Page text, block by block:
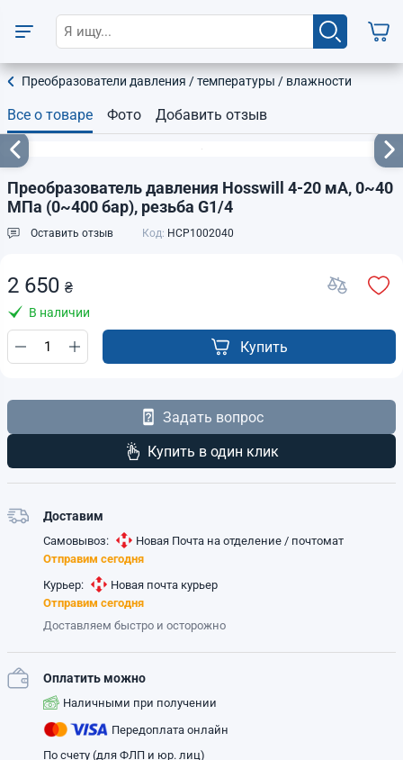
Преобразователи давления / температуры / влажности
Все о товаре Фото Добавить отзыв
Преобразователь давления Hosswill 4-20 мА, 0~40
МПа (0~400 бар), резьба G1/4
Оставить отзыв Код: HCP1002040
2 650 ₴
В наличии
Купить
Задать вопрос
Купить в один клик
Доставим
Самовывоз:
Новая Почта на отделение / почтомат
Отправим сегодня
Курьер:
Новая почта курьер
Отправим сегодня
Доставляем быстро и осторожно
Оплатить можно
Наличными при получении
Передоплата онлайн
По счету (для ФЛП и юр. лиц)